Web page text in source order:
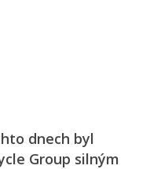
dnech byl
Group silným